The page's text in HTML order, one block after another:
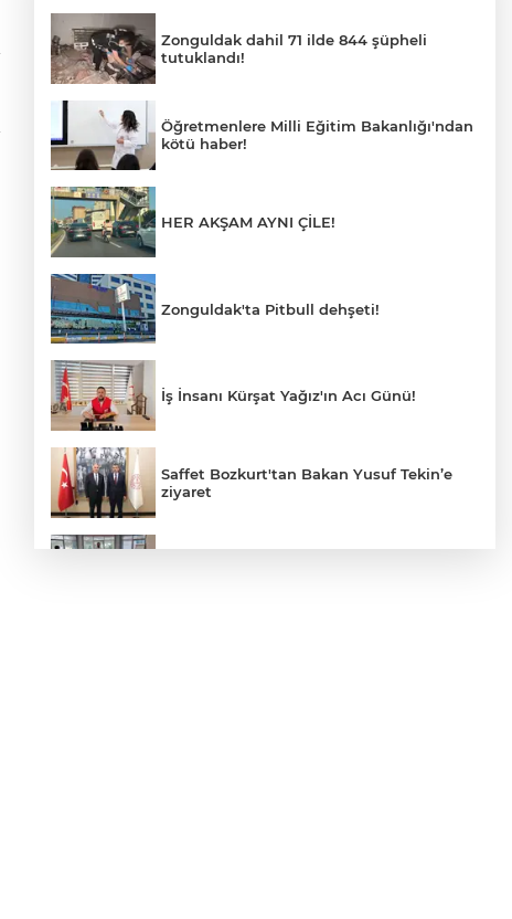
Zonguldak dahil 71 ilde 844 şüpheli
tutuklandı!
Öğretmenlere Milli Eğitim Bakanlığı'ndan
kötü haber!
HER AKŞAM AYNI ÇİLE!
Zonguldak'ta Pitbull dehşeti!
İş İnsanı Kürşat Yağız'ın Acı Günü!
Saffet Bozkurt'tan Bakan Yusuf Tekin’e
ziyaret